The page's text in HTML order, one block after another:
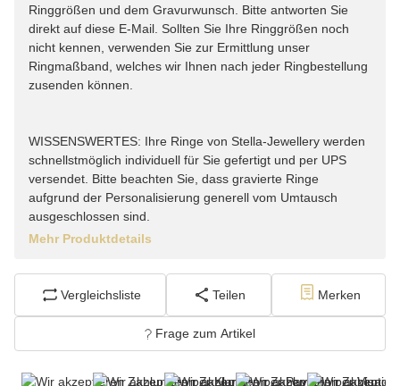
Ringgrößen und dem Gravurwunsch. Bitte antworten Sie
direkt auf diese E-Mail. Sollten Sie Ihre Ringgrößen noch
nicht kennen, verwenden Sie zur Ermittlung unser
Ringmaßband, welches wir Ihnen nach jeder Ringbestellung
zusenden können.
WISSENSWERTES: Ihre Ringe von Stella-Jewellery werden
schnellstmöglich individuell für Sie gefertigt und per UPS
versendet. Bitte beachten Sie, dass gravierte Ringe
aufgrund der Personalisierung generell vom Umtausch
ausgeschlossen sind.
Mehr Produktdetails
Vergleichsliste Teilen Merken
Frage zum Artikel